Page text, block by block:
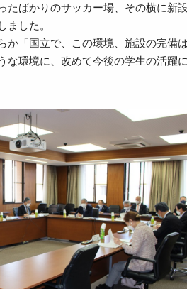
たばかりのサッカー場、その横に
ました。
か「国立で、この環境、施設の完
な環境に、改めて今後の学生の活躍